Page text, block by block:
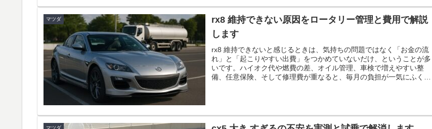
で差が出ます。この記事では、生活シーンに合わせて迷わず選べるよ
うに、ポイントをやさしく整理していきます。
マツダ
rx8 維持できない原因をロータリー管理と費用で解説
します
rx8 維持できないと感じるときは、気持ちの問題ではなく「お金の流
れ」と「起こりやすい出費」をつかめていないだけ、ということが多
いです。ハイオク代や燃費の差、オイル管理、車検で増えやすい整
備、任意保険、そして修理費が重なると、毎月の負担が一気にふくら
マツダ